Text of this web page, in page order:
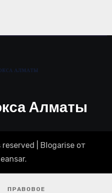
Алматы
Blogariseот
.
ПРАВОВОЕ